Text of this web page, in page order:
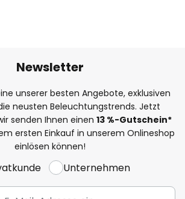
Newsletter
unserer besten Angebote, exklusiven
neusten Beleuchtungstrends. Jetzt
senden Ihnen einen 13 %-Gutschein*
ersten Einkauf in unserem Onlineshop
einlösen können!
Unternehmen